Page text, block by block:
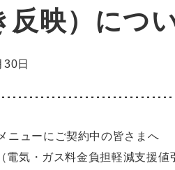
反映）につ
日
ニューにご契約中の皆さまへ
電気・ガス料金負担軽減支援